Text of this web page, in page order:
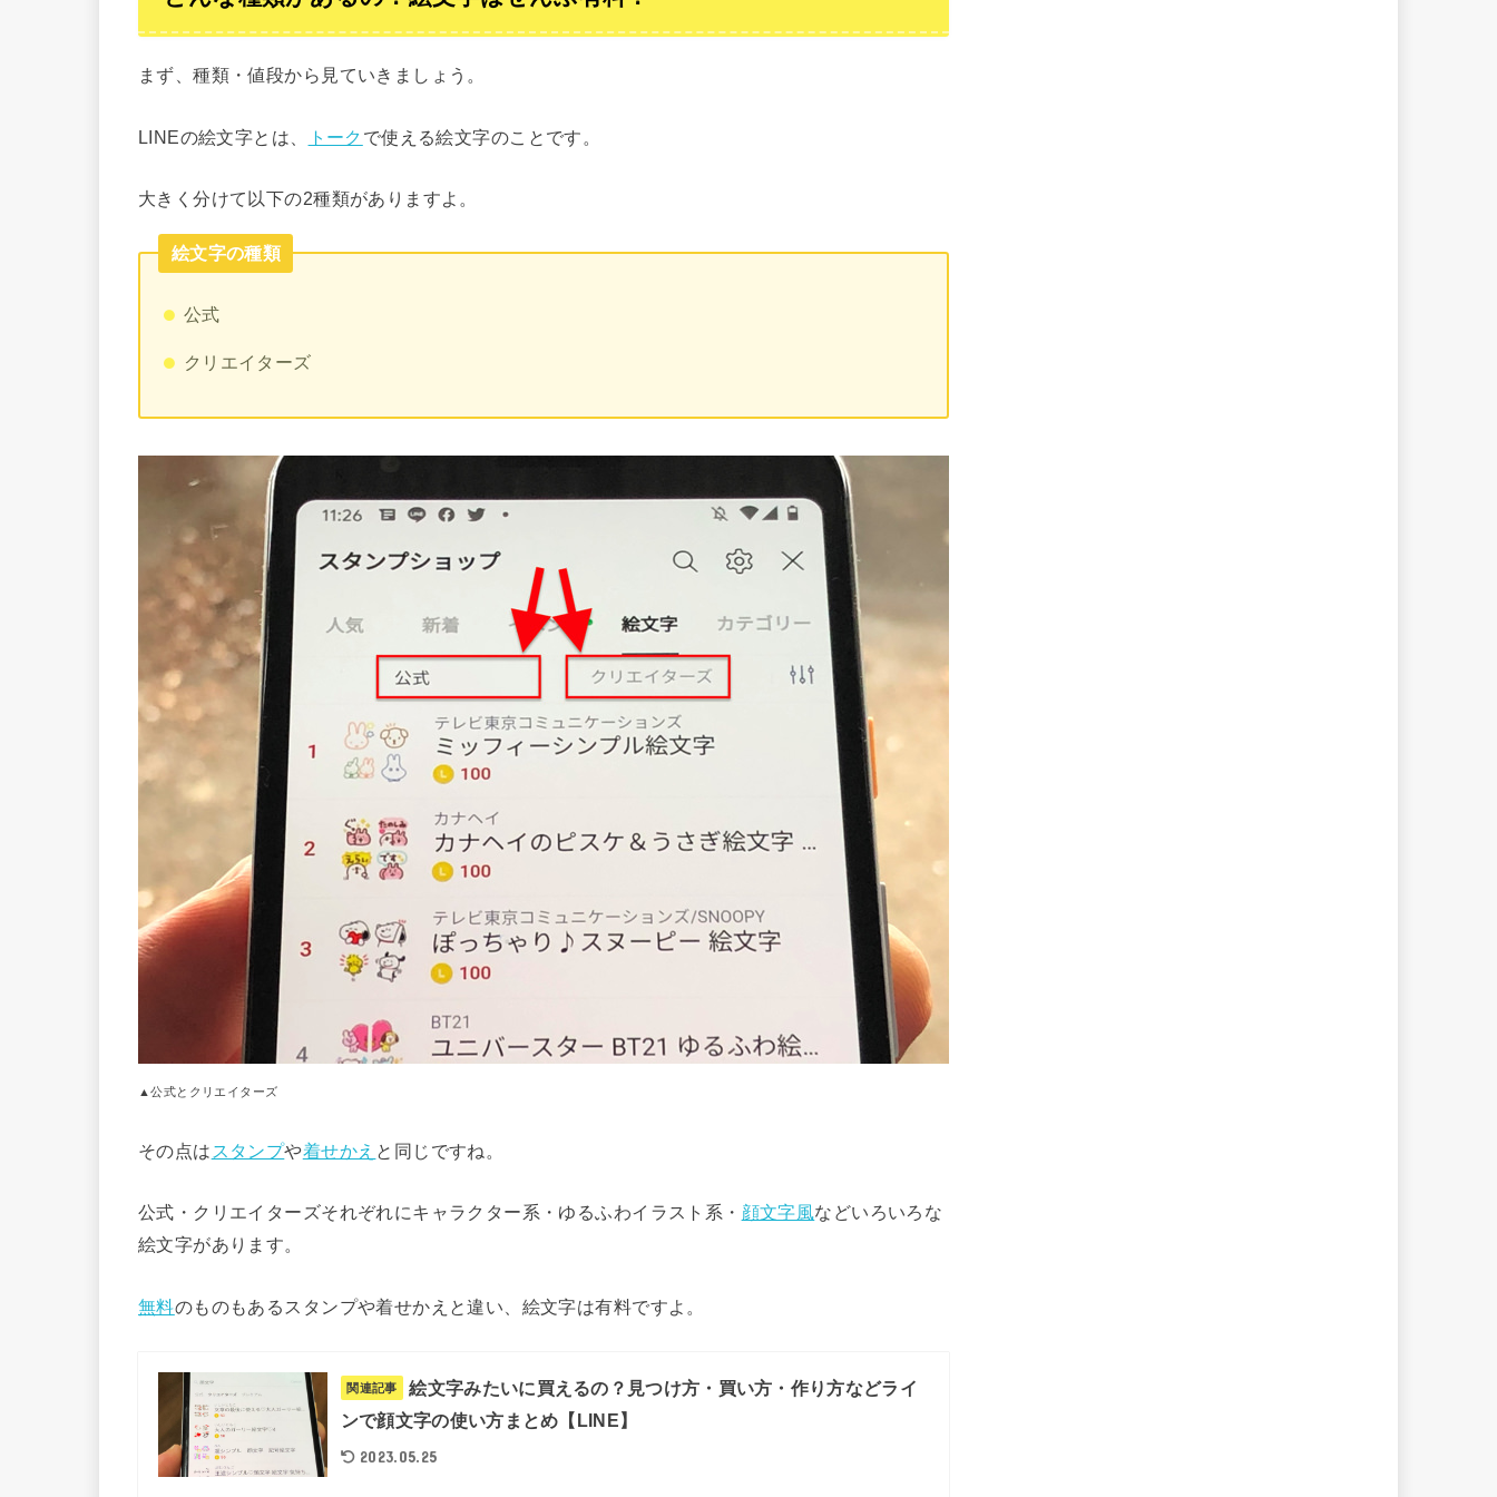
まず、種類・値段から見ていきましょう。
LINEの絵文字とは、 トーク で使える絵文字のことです。
大きく分けて以下の2種類がありますよ。
絵文字の種類
公式
クリエイターズ
▲公式とクリエイターズ
その点は スタンプや着せかえ と同じですね。
公式・クリエイターズそれぞれにキャラクター系・ゆるふわイラスト系・ 顔文字風などいろいろな
絵文字があります。
無料のものもあるスタンプや着せかえと違い、絵文字は有料ですよ。
関連記事
絵文字みたいに買えるの？見つけ方・買い方・作り方などライ
ンで顔文字の使い方まとめ【LINE】
2023.05.25